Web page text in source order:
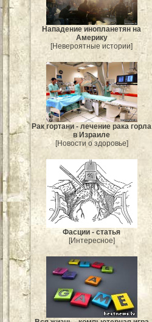
Нападение инопланетян на
Америку
[Невероятные истории]
Рак гортани - лечение рака горла
в Израиле
[Новости о здоровье]
Фасции - статья
[Интересное]